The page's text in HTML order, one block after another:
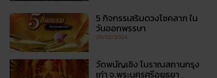
5 กิจกรรเสริมดวงโชคลาภ ใน
วันออกพรรษา
28/02/2026
วัดพนัญเชิง โบราณสถานกรุง
เก่า จ.พระนครศรีอยุธยา